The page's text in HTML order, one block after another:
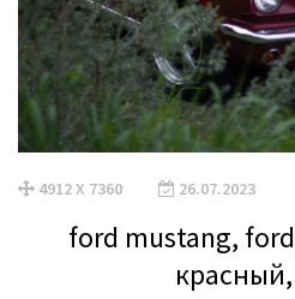
4912 X 7360 26.07.2023
ford mustang,